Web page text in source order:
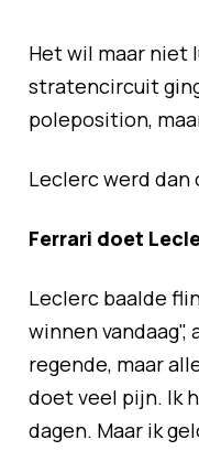
Het wil maar niet
stratencircuit
poleposition,
Leclerc werd dan
Ferrari doet
Leclerc baalde
winnen
regende, maar
doet veel pijn. Ik
dagen. Maar ik